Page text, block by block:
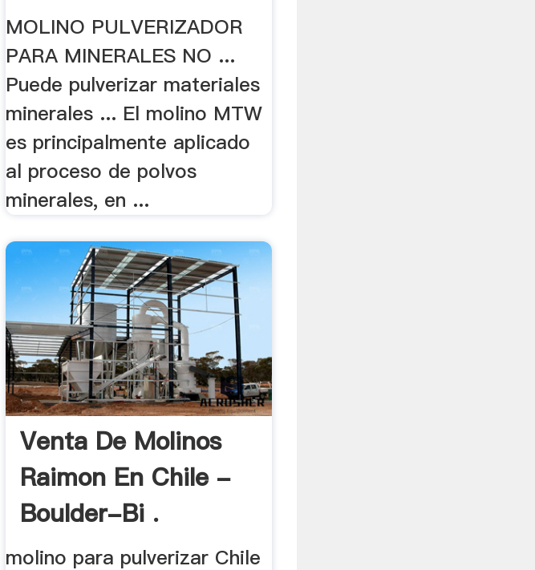
MOLINO PULVERIZADOR
PARA MINERALES NO ...
Puede pulverizar materiales
minerales ... El molino MTW
es principalmente aplicado
al proceso de polvos
minerales, en ...
Venta De Molinos
Raimon En Chile -
Boulder-Bi .
molino para pulverizar Chile